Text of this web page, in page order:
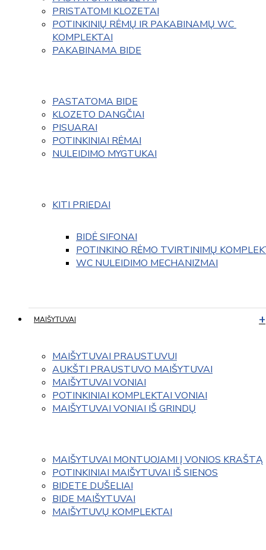
PRISTATOMI KLOZETAI
POTINKINIŲ RĖMŲ IR PAKABINAMŲ WC
KOMPLEKTAI
PAKABINAMA BIDE
PASTATOMA BIDE
KLOZETO DANGČIAI
PISUARAI
POTINKINIAI RĖMAI
NULEIDIMO MYGTUKAI
KITI PRIEDAI
BIDĖ SIFONAI
POTINKINO RĖMO TVIRTINIMŲ
WC NULEIDIMO MECHANIZMAI
MAIŠYTUVAI
MAIŠYTUVAI PRAUSTUVUI
AUKŠTI PRAUSTUVO MAIŠYTUVAI
MAIŠYTUVAI VONIAI
POTINKINIAI KOMPLEKTAI VONIAI
MAIŠYTUVAI VONIAI IŠ GRINDŲ
MAIŠYTUVAI MONTUOJAMI Į VONIOS KRAŠTĄ
POTINKINIAI MAIŠYTUVAI IŠ SIENOS
BIDETE DUŠELIAI
BIDE MAIŠYTUVAI
MAIŠYTUVŲ KOMPLEKTAI